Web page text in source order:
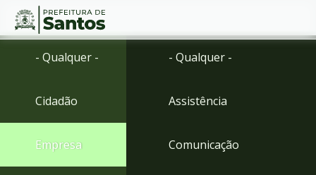
Ir
Ir
menu
Conteúdo
- Qualquer -
Cidadão
Empresa
- Qualquer -
Assistência
Comunicação